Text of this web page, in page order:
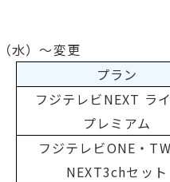
水）～変更
プラン
フジテレビNEXT ラ
プレミアム
フジテレビONE・
NEXT3chセット